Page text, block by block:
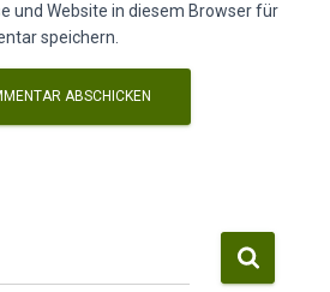
und Website in diesem Browser für
speichern.